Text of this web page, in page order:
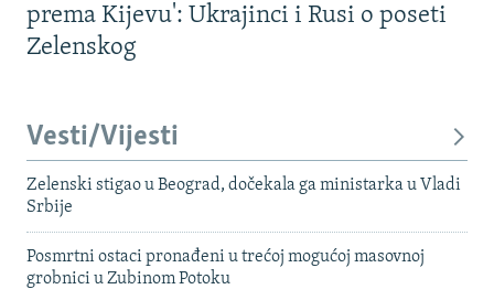
prema Kijevu': Ukrajinci i Rusi o poseti
Zelenskog
Vesti/Vijesti
Zelenski stigao u Beograd, dočekala ga ministarka u Vladi
Srbije
Posmrtni ostaci pronađeni u trećoj mogućoj masovnoj
grobnici u Zubinom Potoku